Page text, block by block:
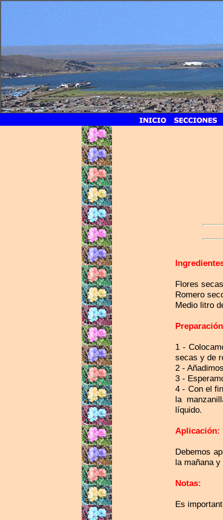
Flores
Romero
Medio litro
1 -
secas y de
2 -
3 -
4 - Con el
la
líquido.
Aplicación:
Debemos
la mañana
Notas:
Es